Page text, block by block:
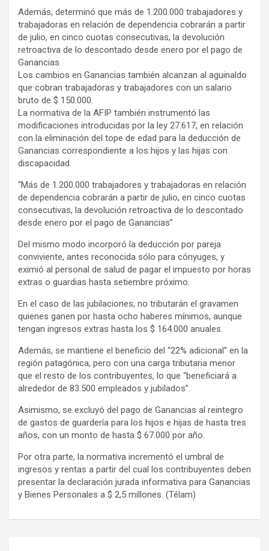
Además, determinó que más de 1.200.000 trabajadores y
trabajadoras en relación de dependencia cobrarán a partir
de julio, en cinco cuotas consecutivas, la devolución
retroactiva de lo descontado desde enero por el pago de
Ganancias.
Los cambios en Ganancias también alcanzan al aguinaldo
que cobran trabajadoras y trabajadores con un salario
bruto de $ 150.000.
La normativa de la AFIP también instrumentó las
modificaciones introducidas por la ley 27.617, en relación
con la eliminación del tope de edad para la deducción de
Ganancias correspondiente a los hijos y las hijas con
discapacidad.
“Más de 1.200.000 trabajadores y trabajadoras en relación
de dependencia cobrarán a partir de julio, en cinco cuotas
consecutivas, la devolución retroactiva de lo descontado
desde enero por el pago de Ganancias”
Del mismo modo incorporó la deducción por pareja
conviviente, antes reconocida sólo para cónyuges, y
eximió al personal de salud de pagar el impuesto por horas
extras o guardias hasta setiembre próximo.
En el caso de las jubilaciones, no tributarán el gravamen
quienes ganen por hasta ocho haberes mínimos, aunque
tengan ingresos extras hasta los $ 164.000 anuales.
Además, se mantiene el beneficio del “22% adicional” en la
región patagónica, pero con una carga tributaria menor
que el resto de los contribuyentes, lo que “beneficiará a
alrededor de 83.500 empleados y jubilados”.
Asimismo, se excluyó del pago de Ganancias al reintegro
de gastos de guardería para los hijos e hijas de hasta tres
años, con un monto de hasta $ 67.000 por año.
Por otra parte, la normativa incrementó el umbral de
ingresos y rentas a partir del cual los contribuyentes deben
presentar la declaración jurada informativa para Ganancias
y Bienes Personales a $ 2,5 millones. (Télam)